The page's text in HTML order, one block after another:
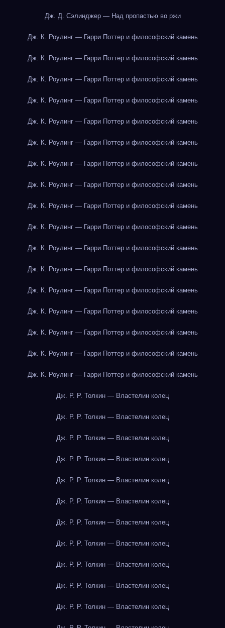
Дж. Д. Сэлинджер — Над пропастью во ржи
Дж. К. Роулинг — Гарри Поттер и философский камень
Дж. К. Роулинг — Гарри Поттер и философский камень
Дж. К. Роулинг — Гарри Поттер и философский камень
Дж. К. Роулинг — Гарри Поттер и философский камень
Дж. К. Роулинг — Гарри Поттер и философский камень
Дж. К. Роулинг — Гарри Поттер и философский камень
Дж. К. Роулинг — Гарри Поттер и философский камень
Дж. К. Роулинг — Гарри Поттер и философский камень
Дж. К. Роулинг — Гарри Поттер и философский камень
Дж. К. Роулинг — Гарри Поттер и философский камень
Дж. К. Роулинг — Гарри Поттер и философский камень
Дж. К. Роулинг — Гарри Поттер и философский камень
Дж. К. Роулинг — Гарри Поттер и философский камень
Дж. К. Роулинг — Гарри Поттер и философский камень
Дж. К. Роулинг — Гарри Поттер и философский камень
Дж. К. Роулинг — Гарри Поттер и философский камень
Дж. К. Роулинг — Гарри Поттер и философский камень
Дж. Р. Р. Толкин — Властелин колец
Дж. Р. Р. Толкин — Властелин колец
Дж. Р. Р. Толкин — Властелин колец
Дж. Р. Р. Толкин — Властелин колец
Дж. Р. Р. Толкин — Властелин колец
Дж. Р. Р. Толкин — Властелин колец
Дж. Р. Р. Толкин — Властелин колец
Дж. Р. Р. Толкин — Властелин колец
Дж. Р. Р. Толкин — Властелин колец
Дж. Р. Р. Толкин — Властелин колец
Дж. Р. Р. Толкин — Властелин колец